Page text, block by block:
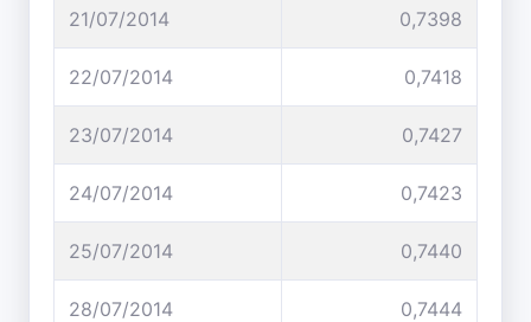
21/07/2014 0,7398
22/07/2014 0,7418
23/07/2014 0,7427
24/07/2014 0,7423
25/07/2014 0,7440
28/07/2014 0,7444